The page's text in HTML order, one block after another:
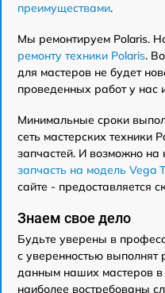
преимуществами.
Мы ремонтируем Polaris.
ремонту техники Polaris.
для мастеров не будет
проведенных работ у нас
Минимальные сроки
сеть мастерских техники
запчастей. И возможно
запчасть на модель Vega
сайте - предоставляется
Знаем свое дело
Будьте уверены в
с уверенностью выполнят
данным наших мастеров в
наиболее востребованы